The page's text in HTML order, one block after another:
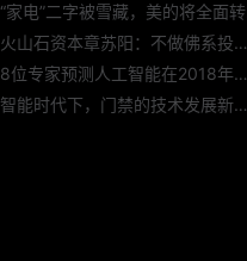
“家电”二字被雪藏，美的将全面转型智能制造？
火山石资本章苏阳：不做佛系投资人，为企业价值战斗到底
8位专家预测人工智能在2018年对我们的影响
智能时代下，门禁的技术发展新趋势